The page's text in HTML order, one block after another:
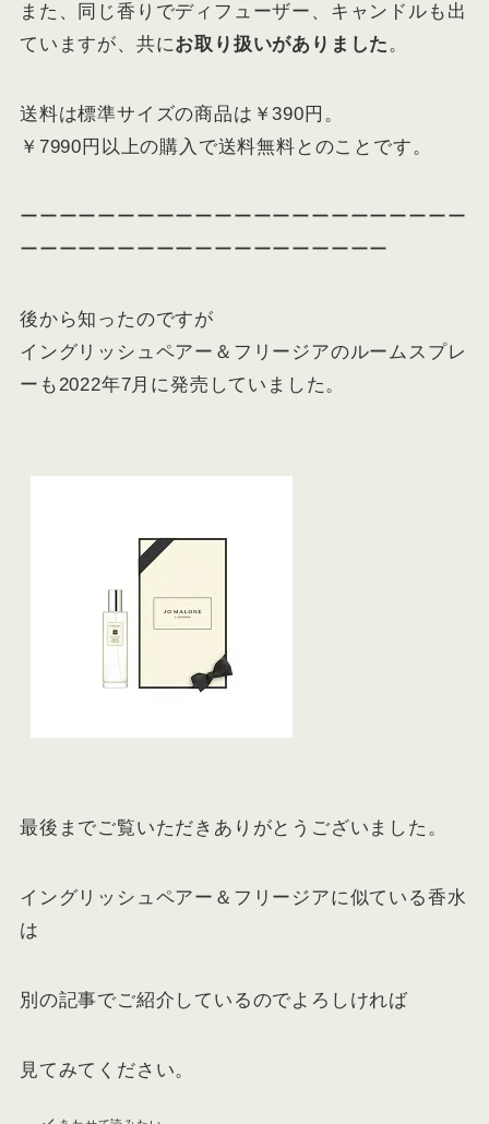
また、同じ香りでディフューザー、キャンドルも出
ていますが、共にお取り扱いがありました。
送料は標準サイズの商品は￥390円。
￥7990円以上の購入で送料無料とのことです。
ーーーーーーーーーーーーーーーーーーーーーーー
ーーーーーーーーーーーーーーーーーーー
後から知ったのですが
イングリッシュペアー＆フリージアのルームスプレ
ーも2022年7月に発売していました。
最後までご覧いただきありがとうございました。
イングリッシュペアー＆フリージアに似ている香水
は
別の記事でご紹介しているのでよろしければ
見てみてください。